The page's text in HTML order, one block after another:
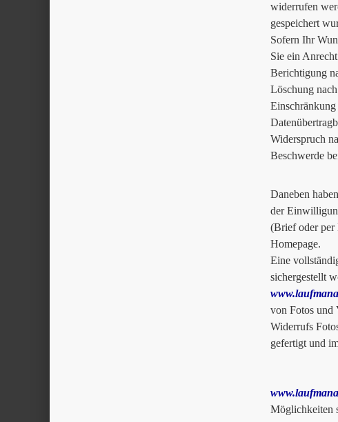
widerrufen
gespeichert
Sofern Ihr
Sie ein
Berichtigung
Löschung
Widerspruch
Beschwerde
Daneben
der
(Brief oder per
Homepage.
Eine
sichergestellt
von Fotos und
Widerrufs
gefertigt und
Möglichkeiten